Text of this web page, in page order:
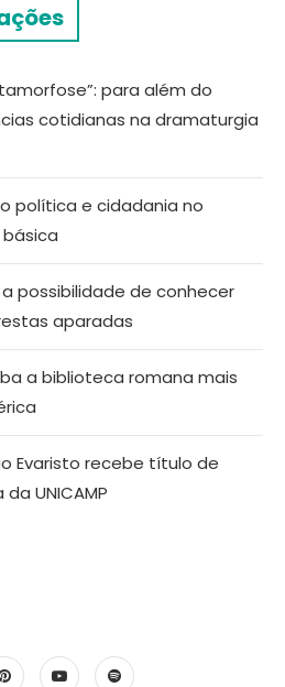
para além do
cotidianas na dramaturgia
política e cidadania no
a possibilidade de conhecer
aparadas
a biblioteca romana mais
Evaristo recebe título de
UNICAMP